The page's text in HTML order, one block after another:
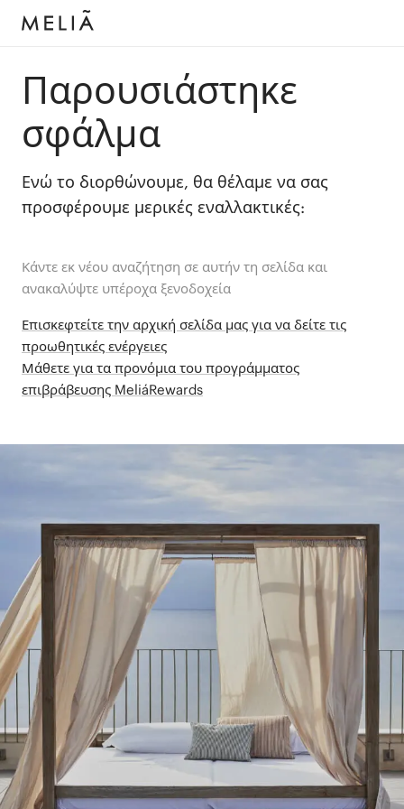
Παρουσιάστηκε
σφάλμα
Ενώ το διορθώνουμε, θα θέλαμε να σας
προσφέρουμε μερικές εναλλακτικές:
Κάντε εκ νέου αναζήτηση σε αυτήν τη σελίδα και
ανακαλύψτε υπέροχα ξενοδοχεία
Επισκεφτείτε την αρχική σελίδα μας για να δείτε τις
προωθητικές ενέργειες
Μάθετε για τα προνόμια του προγράμματος
επιβράβευσης MeliáRewards